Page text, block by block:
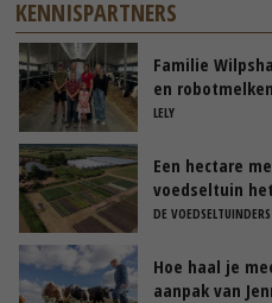
KENNISPARTNERS
Familie
en robotmelken
LELY
Een hectare
voedseltuin
DE VOEDSELTUINDERS
Hoe haal je
aanpak van